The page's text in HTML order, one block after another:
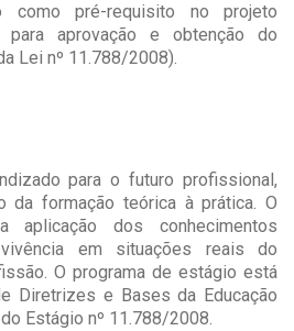
pré-requisito no projeto
aprovação e obtenção do
Lei nº 11.788/2008).
para o futuro profissional,
da formação teórica à prática. O
aplicação dos conhecimentos
em situações reais do
O programa de estágio está
Diretrizes e Bases da Educação
Estágio nº 11.788/2008.